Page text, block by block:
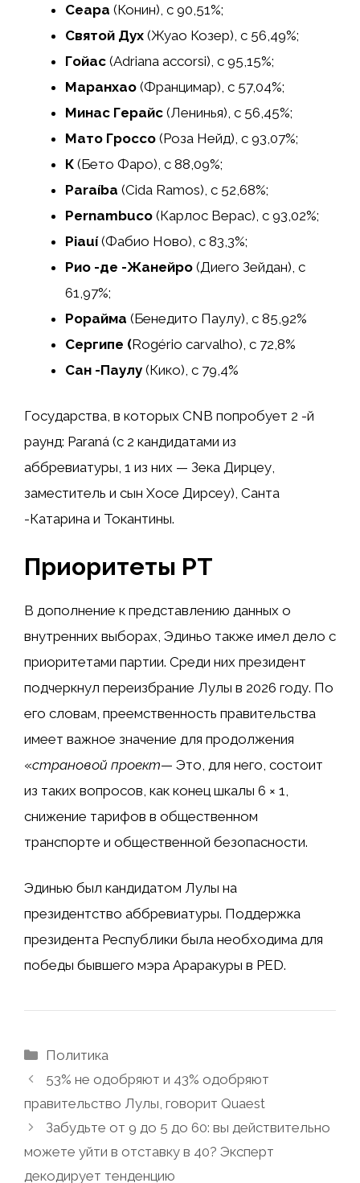
Сеара (Конин), с 90,51%;
Святой Дух (Жуао Козер), с 56,49%;
Гойас (Adriana accorsi), с 95,15%;
Маранхао (Францимар), с 57,04%;
Минас Герайс (Ленинья), с 56,45%;
Мато Гроссо (Роза Нейд), с 93,07%;
К (Бето Фаро), с 88,09%;
Paraíba (Cida Ramos), с 52,68%;
Pernambuco (Карлос Верас), с 93,02%;
Piauí(Фабио Ново), с 83,3%;
Рио -де -Жанейро (Диего Зейдан), с
61,97%;
Рорайма (Бенедито Паулу), с 85,92%
Сергипе (Rogério carvalho), с 72,8%
Сан -Паулу (Кико), с 79,4%
Государства, в которых CNB попробует 2 -й
раунд: Paraná (с 2 кандидатами из
аббревиатуры, 1 из них — Зека Дирцеу,
заместитель и сын Хосе Дирсеу), Санта
-Катарина и Токантины.
Приоритеты PT
В дополнение к представлению данных о
внутренних выборах, Эдиньо также имел дело с
приоритетами партии. Среди них президент
подчеркнул переизбрание Лулы в 2026 году. По
его словам, преемственность правительства
имеет важное значение для продолжения
«страновой проект— Это, для него, состоит
из таких вопросов, как конец шкалы 6 × 1,
снижение тарифов в общественном
транспорте и общественной безопасности.
Эдинью был кандидатом Лулы на
президентство аббревиатуры. Поддержка
президента Республики была необходима для
победы бывшего мэра Араракуры в PED.
Рубрики
Политика
53% не одобряют и 43% одобряют
правительство Лулы, говорит Quaest
Забудьте от 9 до 5 до 60: вы действительно
можете уйти в отставку в 40? Эксперт
декодирует тенденцию